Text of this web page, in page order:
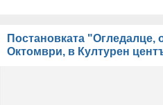
Постановката "Огледалце,
Октомври, в Културен